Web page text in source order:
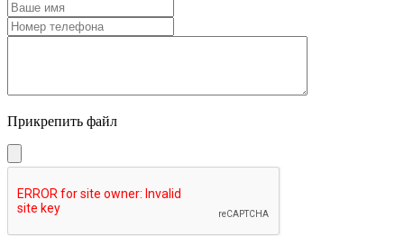
Прикрепить файл